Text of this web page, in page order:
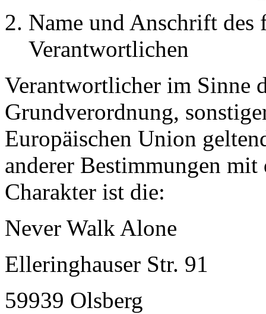
Name und Anschrift des
Verantwortlichen
Verantwortlicher im Sinne
Grundverordnung,
Europäischen Union
anderer Bestimmungen
Charakter ist die:
Never Walk Alone
Elleringhauser Str. 91
59939 Olsberg